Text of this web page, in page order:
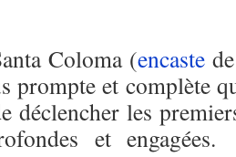
Coloma (encaste
prompte et complète
déclencher les
et engagées.